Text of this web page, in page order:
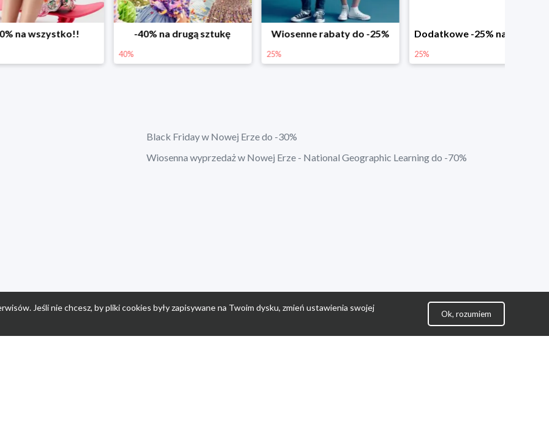
-40% na drugą sztukę Wiosenne rabaty do -25% Dodatkowe -25% na wiosenne nowości
Black Friday w Nowej Erze do -30%
Wiosenna wyprzedaż w Nowej Erze - National Geographic Learning do -70%
Jeśli nie chcesz, by pliki cookies były zapisywane na Twoim dysku, zmień ustawienia swojej
Ok, rozumiem